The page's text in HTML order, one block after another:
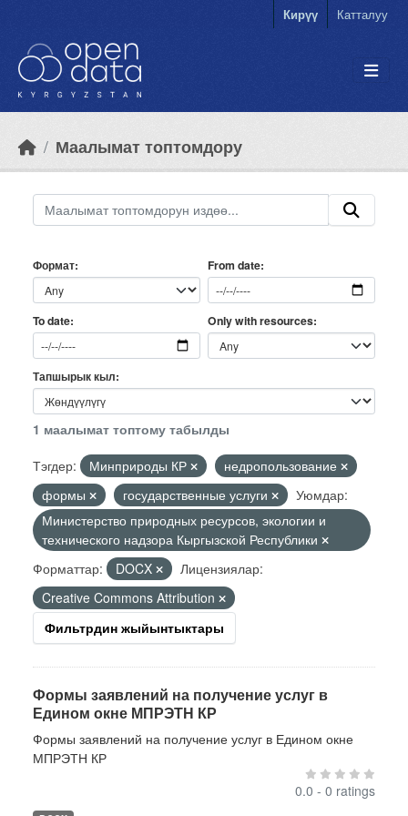
Кирүү Катталуу
Маалымат топтомдору
Формат From date
To date Only with resources
Тапшырык кыл
1 маалымат топтому табылды
Тэгдер:
Минприроды КР
недропользование
формы
государственные услуги
Уюмдар:
Министерство природных ресурсов, экологии и
технического надзора Кыргызской Республики
Форматтар:
DOCX
Лицензиялар:
Creative Commons Attribution
Фильтрдин жыйынтыктары
Формы заявлений на получение услуг в
Едином окне МПРЭТН КР
Формы заявлений на получение услуг в Едином окне
МПРЭТН КР
0.0 - 0 ratings